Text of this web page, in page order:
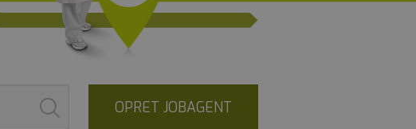
OPRET JOBAGENT